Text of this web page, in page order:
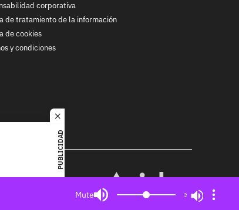
close
PUBLICIDAD
corporativa
de tratamiento de la información
de cookies
y condiciones
Mute Mute